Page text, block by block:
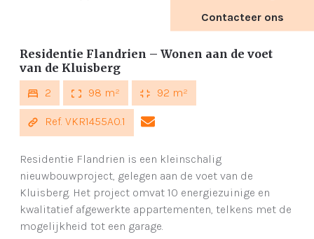
Contacteer ons
Residentie Flandrien – Wonen aan de voet
van de Kluisberg
2 98 m² 92 m²
Ref. VKR1455A0.1
Residentie Flandrien is een kleinschalig
nieuwbouwproject, gelegen aan de voet van de
Kluisberg. Het project omvat 10 energiezuinige en
kwalitatief afgewerkte appartementen, telkens met de
mogelijkheid tot een garage.